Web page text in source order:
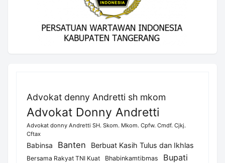
Advokat denny Andretti sh mkom
Advokat Donny Andretti
Advokat donny Andretti SH. Skom. Mkom. Cpfw. Cmdf. Cjkj.
Cftax
Babinsa Banten Berbuat Kasih Tulus dan Ikhlas
Bersama Rakyat TNI Kuat Bhabinkamtibmas Bupati